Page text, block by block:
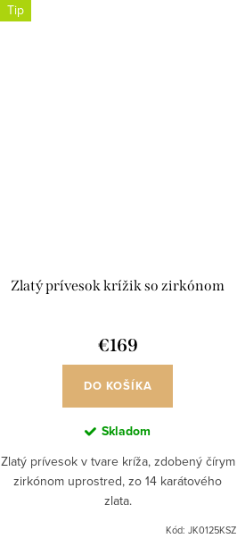
Tip
Zlatý prívesok krížik so zirkónom
€169
DO KOŠÍKA
Skladom
Zlatý prívesok v tvare kríža, zdobený čírym
zirkónom uprostred, zo 14 karátového
zlata.
Kód:JK0125KSZ